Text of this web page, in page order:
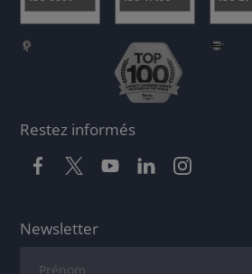
Restez informés
Newsletter